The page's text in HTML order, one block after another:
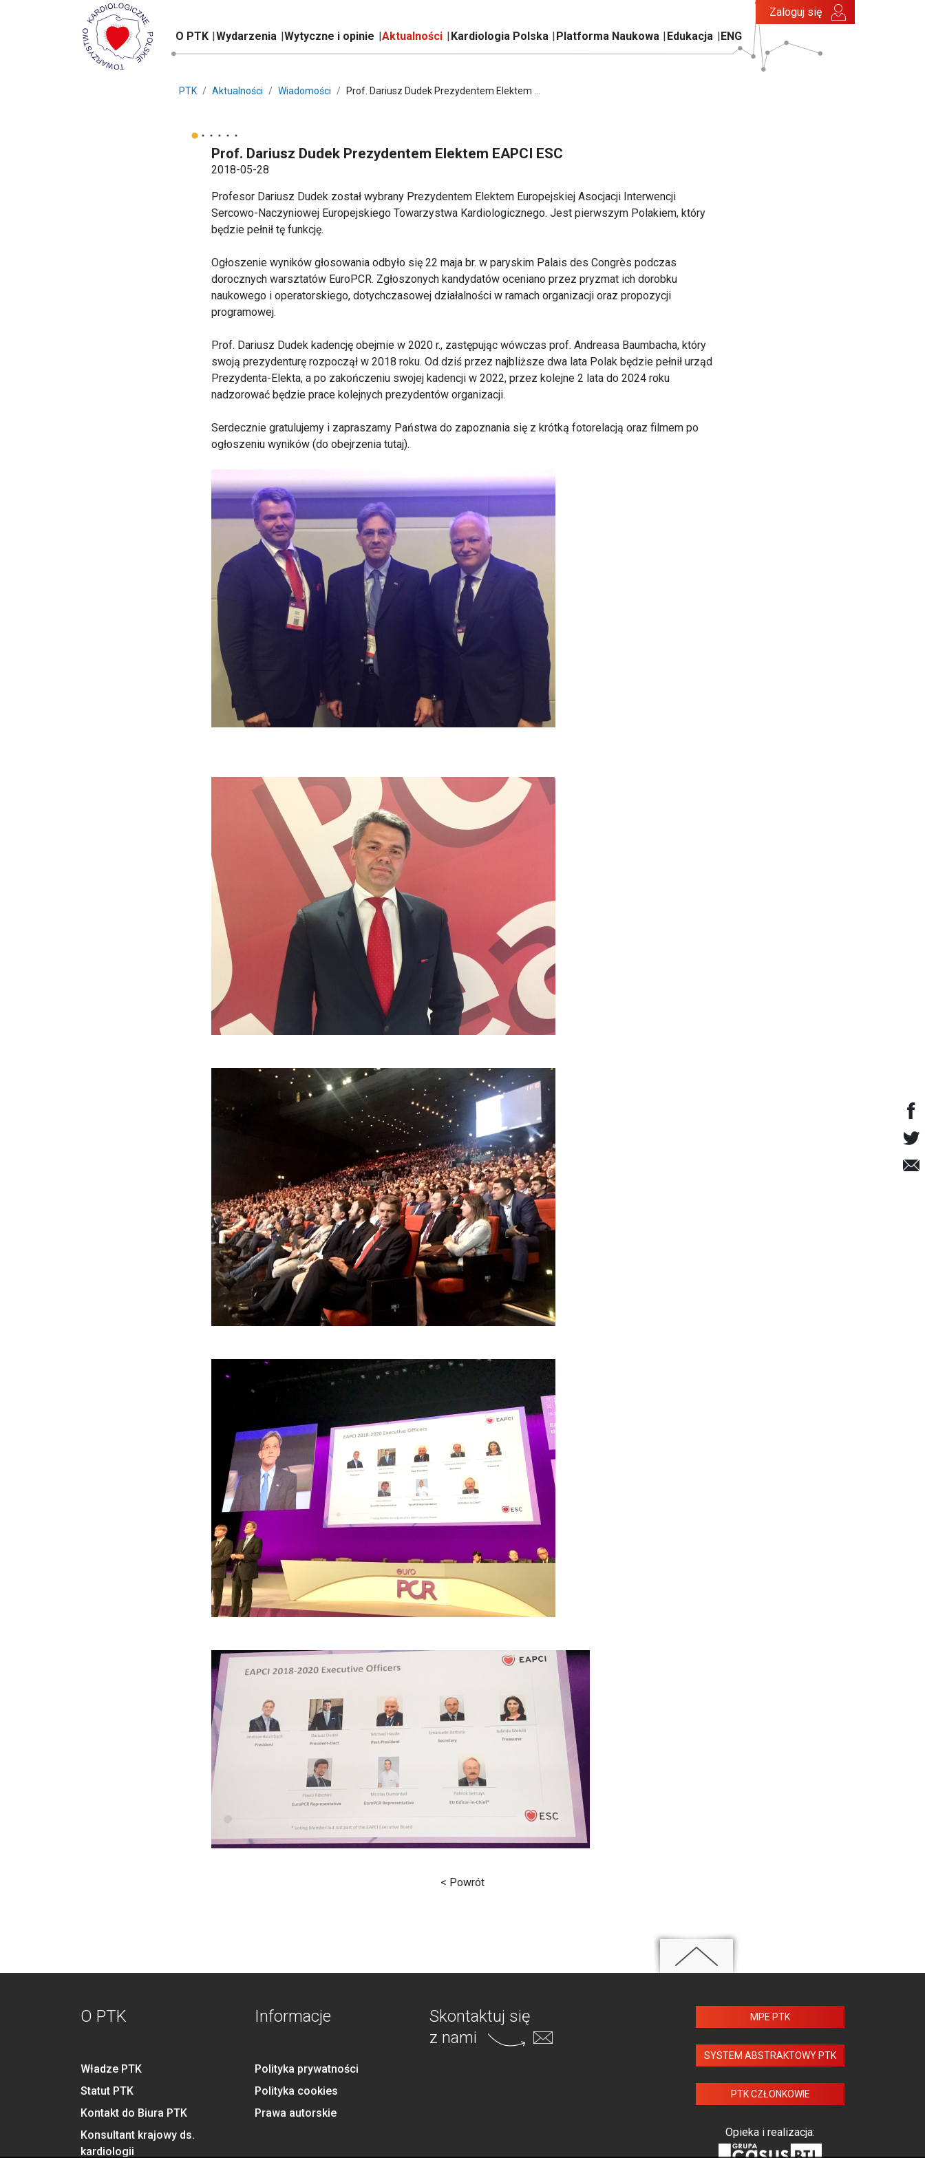
O PTK Wydarzenia Wytyczne i opinie Aktualności Kardiologia Polska Platforma Naukowa Edukacja ENG
Zaloguj się
PTK Aktualności Wiadomości Prof. Dariusz Dudek Prezydentem Elektem ...
Prof. Dariusz Dudek Prezydentem Elektem EAPCI ESC
2018-05-28
Profesor Dariusz Dudek został wybrany Prezydentem Elektem Europejskiej Asocjacji Interwencji
Sercowo-Naczyniowej Europejskiego Towarzystwa Kardiologicznego. Jest pierwszym Polakiem, który
będzie pełnił tę funkcję.
Ogłoszenie wyników głosowania odbyło się 22 maja br. w paryskim Palais des Congrès podczas
dorocznych warsztatów EuroPCR. Zgłoszonych kandydatów oceniano przez pryzmat ich dorobku
naukowego i operatorskiego, dotychczasowej działalności w ramach organizacji oraz propozycji
programowej.
Prof. Dariusz Dudek kadencję obejmie w 2020 r., zastępując wówczas prof. Andreasa Baumbacha, który
swoją prezydenturę rozpoczął w 2018 roku. Od dziś przez najbliższe dwa lata Polak będzie pełnił urząd
Prezydenta-Elekta, a po zakończeniu swojej kadencji w 2022, przez kolejne 2 lata do 2024 roku
nadzorować będzie prace kolejnych prezydentów organizacji.
Serdecznie gratulujemy i zapraszamy Państwa do zapoznania się z krótką fotorelacją oraz filmem po
ogłoszeniu wyników (do obejrzenia tutaj).
< Powrót
O PTK
Władze PTK
Statut PTK
Kontakt do Biura PTK
Konsultant krajowy ds.
kardiologii
Informacje
Polityka prywatności
Polityka cookies
Prawa autorskie
Skontaktuj się
z nami
MPE PTK
SYSTEM ABSTRAKTOWY PTK
PTK CZŁONKOWIE
Opieka i realizacja: